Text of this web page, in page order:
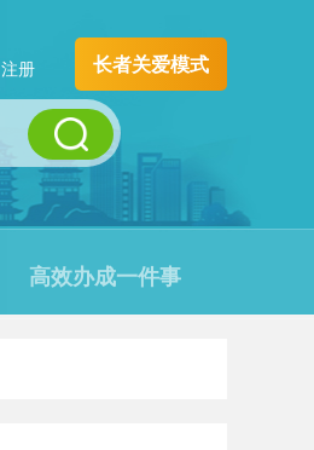
注册 长者关爱模式
高效办成一件事